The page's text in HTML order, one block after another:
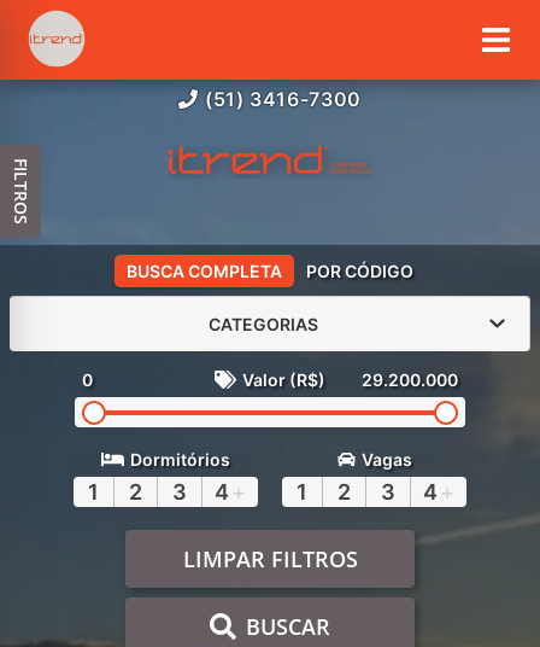
(51) 3416-7300
BUSCA COMPLETA POR CÓDIGO
CATEGORIAS
0 Valor (R$) 29.200.000
Dormitórios
1 2 3 4 +
Vagas
1 2 3 4 +
LIMPAR FILTROS
BUSCAR
FILTROS